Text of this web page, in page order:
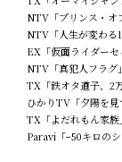
NTV「プリンス・オ
NTV「人生が変わる
EX「仮面ライダー
NTV「真犯人フラグ
TX「鉄オタ道子、2
ひかりTV「夕陽を
TX「よだれもん家族
Paravi「ｰ50キロの